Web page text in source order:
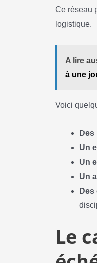
Ce réseau
logistique.
A lire
à une
Voici
Un
Un
Un
Le